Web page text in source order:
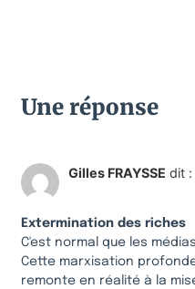
Une réponse
Gilles FRAYSSE dit :
Extermination des riches
C'est normal que les
Cette marxisation
remonte en réalité à la